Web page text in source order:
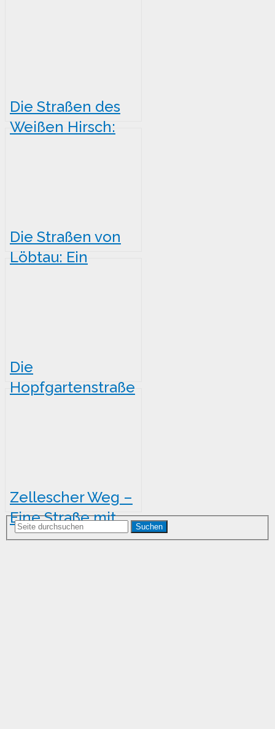
Die Straßen des
Weißen Hirsch:
Die Straßen von
Löbtau: Ein
Die
Hopfgartenstraße
Zellescher Weg –
Eine Straße mit
Geschichte in
Suchen